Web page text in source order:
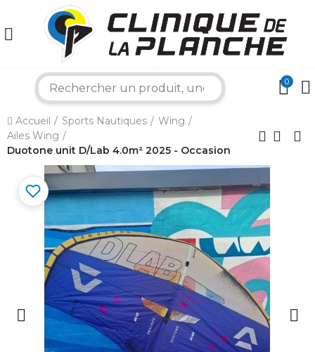
0
Accueil Sports Nautiques
Wing
Ailes Wing
Duotone unit D/Lab 4.0m² 2025 - Occasion
×
Bonjour ! Je suis votre expert nautique.
Comment puis-je vous aider aujourd'hui ?